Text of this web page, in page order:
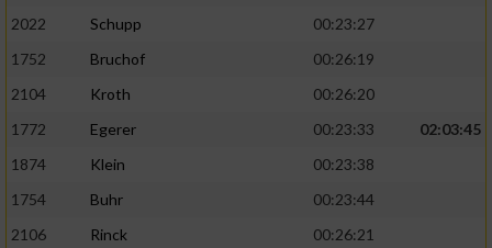
2022
Schupp
00:23:27
1752
Bruchof
00:26:19
2104
Kroth
00:26:20
1772
Egerer 00:23:33
02:03:45
1874
Klein
00:23:38
1754
Buhr
00:23:44
2106
Rinck
00:26:21